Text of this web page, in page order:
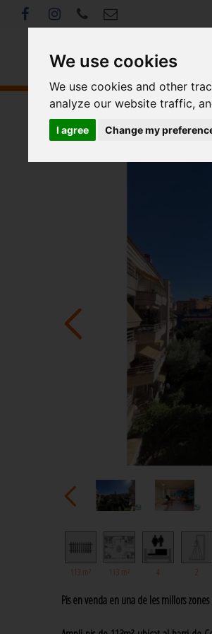
We use cookies
We use cookies and other
analyze our website traffic,
I agree Change my
<< Torna als resultats de cerca
113 m² 113 m² 4 2
Pis en venda en una de les millors